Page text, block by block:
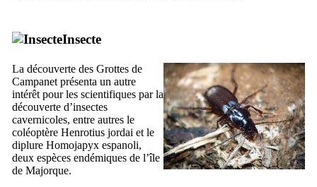
Insecte
La découverte des Grottes de
Campanet présenta un autre
intérêt pour les scientifiques par la
découverte d’insectes
cavernicoles, entre autres le
coléoptère Henrotius jordai et le
diplure Homojapyx espanoli,
deux espèces endémiques de l’île
de Majorque.